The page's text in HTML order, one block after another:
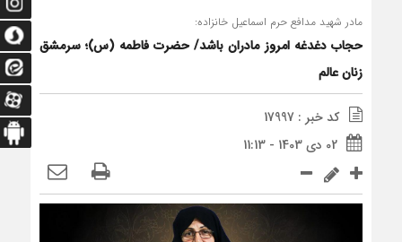
مادر شهید مدافع حرم اسماعیل خانزاده:
حجاب دغدغه امروز مادران باشد/ حضرت فاطمه (س)؛ سرمشق
زنان عالم
کد خبر : 17997
02 دی 1403 - 11:13